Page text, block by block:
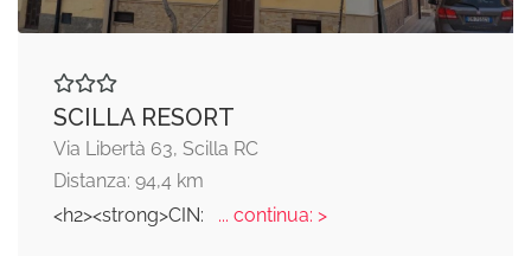
SCILLA RESORT
Via Libertà 63, Scilla RC
Distanza: 94,4 km
<h2><strong>CIN:
... continua: >